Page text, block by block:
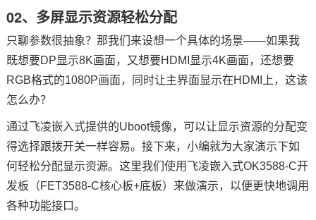
02、多屏显示资源轻松分配
只聊参数很抽象？那我们来设想一个具体的场景——如果我
既想要DP显示8K画面，又想要HDMI显示4K画面，还想要
RGB格式的1080P画面，同时让主界面显示在HDMI上，这该
怎么办？
通过飞凌嵌入式提供的Uboot镜像，可以让显示资源的分配变
得选择跟拨开关一样容易。接下来，小编就为大家演示下如
何轻松分配显示资源。这里我们使用飞凌嵌入式OK3588-C开
发板 （FET3588-C核心板+底板）来做演示，以便更快地调用
各种功能接口。